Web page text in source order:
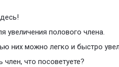
увеличения полового члена.
них можно легко и быстро
член, что посоветуете?